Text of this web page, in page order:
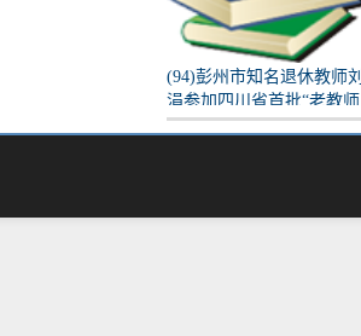
(94)彭州市知名退休教师刘
涓参加四川省首批“老教师
老校长下乡”支教活动